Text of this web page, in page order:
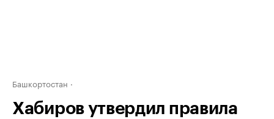
Башкортостан
Хабиров утвердил правила